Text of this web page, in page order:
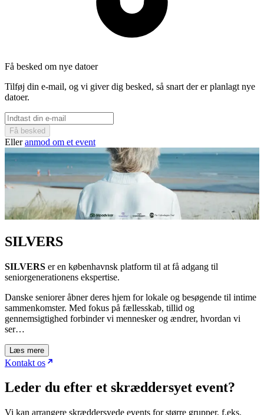
Få besked om nye datoer
Tilføj din e-mail, og vi giver dig besked, så snart der er planlagt nye
datoer.
Få besked
Elleranmod om et event
SILVERS
SILVERS er en københavnsk platform til at få adgang til
seniorgenerationens ekspertise.
Danske seniorer åbner deres hjem for lokale og besøgende til intime
sammenkomster. Med fokus på fællesskab, tillid og
gennemsigtighed forbinder vi mennesker og ændrer, hvordan vi
ser…
Læs mere
Kontakt os
Leder du efter et skræddersyet event?
Vi kan arrangere skræddersyede events for større grupper, f.eks.